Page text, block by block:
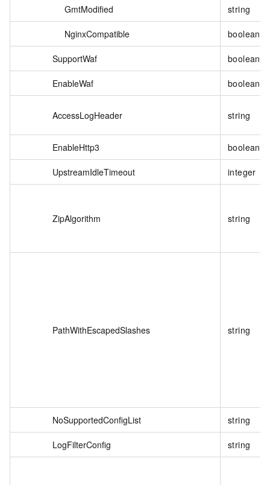
GmtModified string
NginxCompatible boolean
SupportWaf boolean
EnableWaf boolean
AccessLogHeader string
EnableHttp3 boolean
UpstreamIdleTimeout integer
ZipAlgorithm string
PathWithEscapedSlashes string
NoSupportedConfigList string
LogFilterConfig string